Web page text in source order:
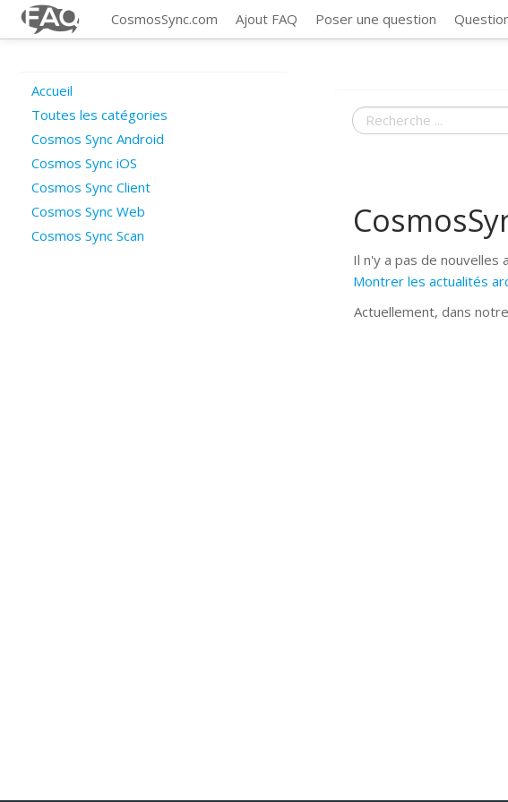
CosmosSync.com Ajout FAQ Poser une question
Accueil
Toutes les catégories
Cosmos Sync Android
Cosmos Sync iOS
Cosmos Sync Client
Cosmos Sync Web
Cosmos Sync Scan
Il n'y a pas de nouvelles
Montrer les actualités
Actuellement, dans